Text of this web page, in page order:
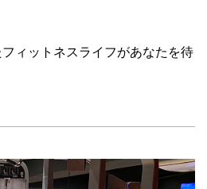
ィットネスライフがあなたを待